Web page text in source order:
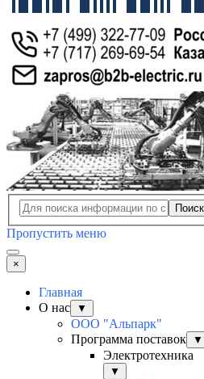
Поиск
Пропустить меню
×
Главная
О нас
▼
ООО "Альпарк"
Программа поставок
▼
Электротехника
▼